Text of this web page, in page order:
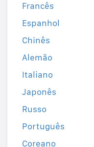
Francês
Espanhol
Chinês
Alemão
Italiano
Japonês
Russo
Português
Coreano